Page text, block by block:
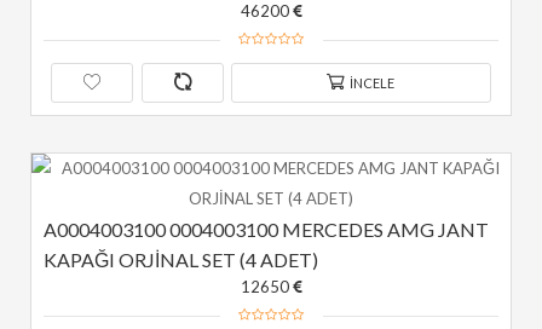
46200
İNCELE
A0004003100 0004003100 MERCEDES AMG JANT
KAPAĞI ORJİNAL SET (4 ADET)
12650